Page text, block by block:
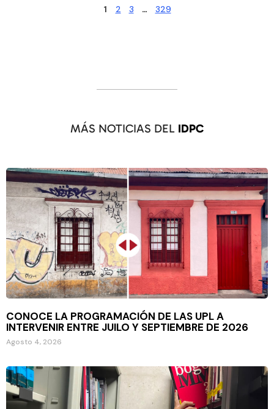
1 2 3 … 329
MÁS NOTICIAS DEL IDPC
CONOCE LA PROGRAMACIÓN DE LAS UPL A
INTERVENIR ENTRE JUILO Y SEPTIEMBRE DE 2026
Agosto 4, 2026